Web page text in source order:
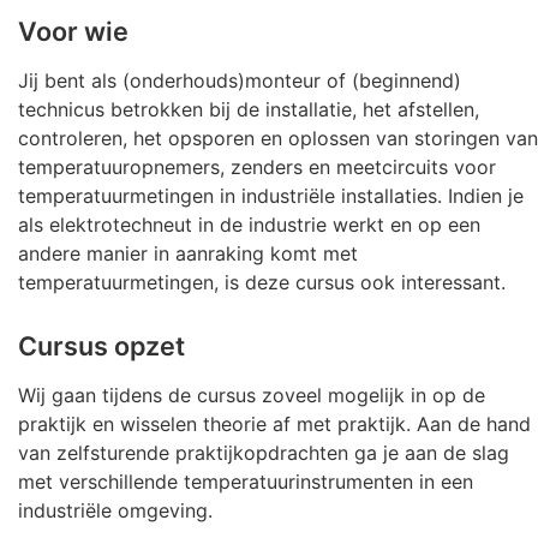
Voor wie
Jij bent als (onderhouds)monteur of (beginnend)
technicus betrokken bij de installatie, het afstellen,
controleren, het opsporen en oplossen van storingen van
temperatuuropnemers, zenders en meetcircuits voor
temperatuurmetingen in industriële installaties. Indien je
als elektrotechneut in de industrie werkt en op een
andere manier in aanraking komt met
temperatuurmetingen, is deze cursus ook interessant.
Cursus opzet
Wij gaan tijdens de cursus zoveel mogelijk in op de
praktijk en wisselen theorie af met praktijk. Aan de hand
van zelfsturende praktijkopdrachten ga je aan de slag
met verschillende temperatuurinstrumenten in een
industriële omgeving.